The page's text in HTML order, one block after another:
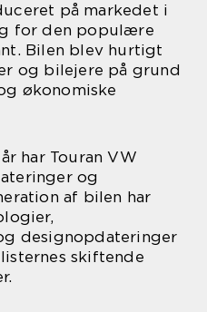
på markedet i
for den populære
Bilen blev hurtigt
og bilejere på grund
økonomiske
har Touran VW
og
af bilen har
designopdateringer
skiftende